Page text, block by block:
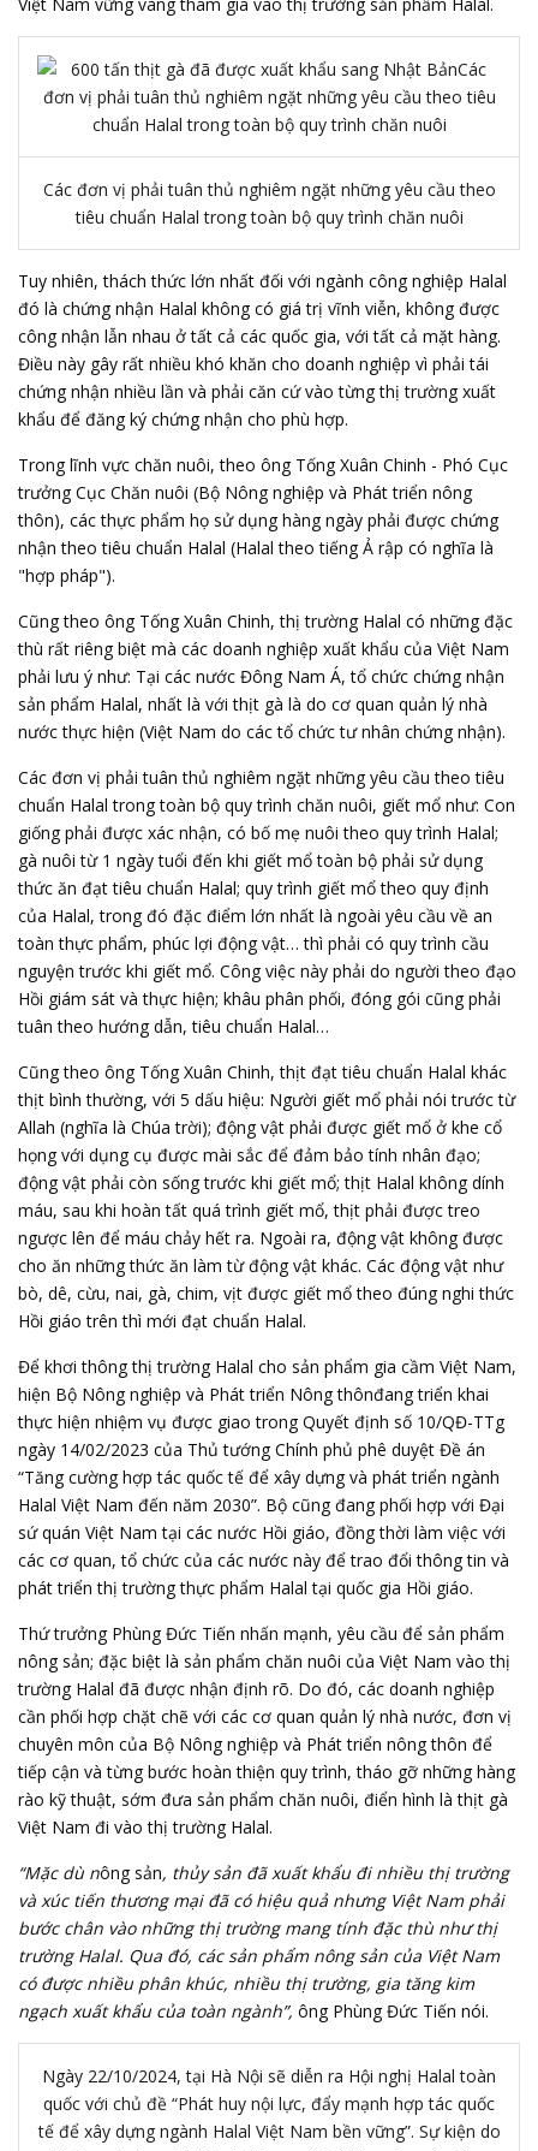
Các đơn vị phải tuân thủ nghiêm ngặt những yêu cầu theo
tiêu chuẩn Halal trong toàn bộ quy trình chăn nuôi
Tuy nhiên, thách thức lớn nhất đối với ngành công nghiệp Halal
đó là chứng nhận Halal không có giá trị vĩnh viễn, không được
công nhận lẫn nhau ở tất cả các quốc gia, với tất cả mặt hàng.
Điều này gây rất nhiều khó khăn cho doanh nghiệp vì phải tái
chứng nhận nhiều lần và phải căn cứ vào từng thị trường xuất
khẩu để đăng ký chứng nhận cho phù hợp.
Trong lĩnh vực chăn nuôi, theo ông Tống Xuân Chinh - Phó Cục
trưởng Cục Chăn nuôi (Bộ Nông nghiệp và Phát triển nông
thôn), các thực phẩm họ sử dụng hàng ngày phải được chứng
nhận theo tiêu chuẩn Halal (Halal theo tiếng Ả rập có nghĩa là
"hợp pháp").
Cũng theo ông Tống Xuân Chinh, thị trường Halal có những đặc
thù rất riêng biệt mà các doanh nghiệp xuất khẩu của Việt Nam
phải lưu ý như: Tại các nước Đông Nam Á, tổ chức chứng nhận
sản phẩm Halal, nhất là với thịt gà là do cơ quan quản lý nhà
nước thực hiện (Việt Nam do các tổ chức tư nhân chứng nhận).
Các đơn vị phải tuân thủ nghiêm ngặt những yêu cầu theo tiêu
chuẩn Halal trong toàn bộ quy trình chăn nuôi, giết mổ như: Con
giống phải được xác nhận, có bố mẹ nuôi theo quy trình Halal;
gà nuôi từ 1 ngày tuổi đến khi giết mổ toàn bộ phải sử dụng
thức ăn đạt tiêu chuẩn Halal; quy trình giết mổ theo quy định
của Halal, trong đó đặc điểm lớn nhất là ngoài yêu cầu về an
toàn thực phẩm, phúc lợi động vật… thì phải có quy trình cầu
nguyện trước khi giết mổ. Công việc này phải do người theo đạo
Hồi giám sát và thực hiện; khâu phân phối, đóng gói cũng phải
tuân theo hướng dẫn, tiêu chuẩn Halal…
Cũng theo ông Tống Xuân Chinh, thịt đạt tiêu chuẩn Halal khác
thịt bình thường, với 5 dấu hiệu: Người giết mổ phải nói trước từ
Allah (nghĩa là Chúa trời); động vật phải được giết mổ ở khe cổ
họng với dụng cụ được mài sắc để đảm bảo tính nhân đạo;
động vật phải còn sống trước khi giết mổ; thịt Halal không dính
máu, sau khi hoàn tất quá trình giết mổ, thịt phải được treo
ngược lên để máu chảy hết ra. Ngoài ra, động vật không được
cho ăn những thức ăn làm từ động vật khác. Các động vật như
bò, dê, cừu, nai, gà, chim, vịt được giết mổ theo đúng nghi thức
Hồi giáo trên thì mới đạt chuẩn Halal.
Để khơi thông thị trường Halal cho sản phẩm gia cầm Việt Nam,
hiện Bộ Nông nghiệp và Phát triển Nông thônđang triển khai
thực hiện nhiệm vụ được giao trong Quyết định số 10/QĐ-TTg
ngày 14/02/2023 của Thủ tướng Chính phủ phê duyệt Đề án
“Tăng cường hợp tác quốc tế để xây dựng và phát triển ngành
Halal Việt Nam đến năm 2030”. Bộ cũng đang phối hợp với Đại
sứ quán Việt Nam tại các nước Hồi giáo, đồng thời làm việc với
các cơ quan, tổ chức của các nước này để trao đổi thông tin và
phát triển thị trường thực phẩm Halal tại quốc gia Hồi giáo.
Thứ trưởng Phùng Đức Tiến nhấn mạnh, yêu cầu để sản phẩm
nông sản; đặc biệt là sản phẩm chăn nuôi của Việt Nam vào thị
trường Halal đã được nhận định rõ. Do đó, các doanh nghiệp
cần phối hợp chặt chẽ với các cơ quan quản lý nhà nước, đơn vị
chuyên môn của Bộ Nông nghiệp và Phát triển nông thôn để
tiếp cận và từng bước hoàn thiện quy trình, tháo gỡ những hàng
rào kỹ thuật, sớm đưa sản phẩm chăn nuôi, điển hình là thịt gà
Việt Nam đi vào thị trường Halal.
“Mặc dù nông sản, thủy sản đã xuất khẩu đi nhiều thị trường
và xúc tiến thương mại đã có hiệu quả nhưng Việt Nam phải
bước chân vào những thị trường mang tính đặc thù như thị
trường Halal. Qua đó, các sản phẩm nông sản của Việt Nam
có được nhiều phân khúc, nhiều thị trường, gia tăng kim
ngạch xuất khẩu của toàn ngành”, ông Phùng Đức Tiến nói.
Ngày 22/10/2024, tại Hà Nội sẽ diễn ra Hội nghị Halal toàn
quốc với chủ đề “Phát huy nội lực, đẩy mạnh hợp tác quốc
tế để xây dựng ngành Halal Việt Nam bền vững”. Sự kiện do